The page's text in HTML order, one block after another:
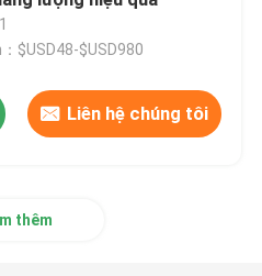
$USD48-$USD980
Liên hệ chúng tôi
thêm